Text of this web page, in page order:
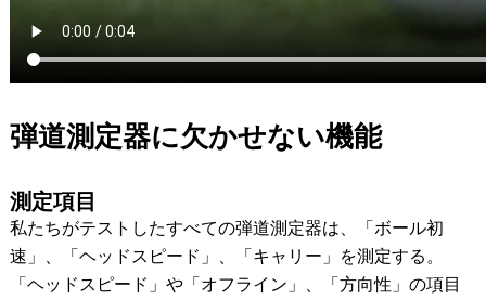
弾道測定器に欠かせない機能
測定項目
私たちがテストしたすべての弾道測定器は、「ボール初
速」、「ヘッドスピード」、「キャリー」を測定する。
「ヘッドスピード」や「オフライン」、「方向性」の項目